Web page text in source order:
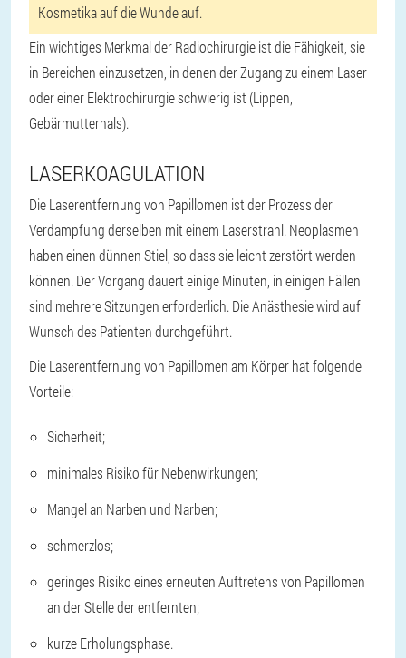
Kosmetika auf die Wunde auf.
Ein wichtiges Merkmal der Radiochirurgie ist die Fähigkeit, sie
in Bereichen einzusetzen, in denen der Zugang zu einem Laser
oder einer Elektrochirurgie schwierig ist (Lippen,
Gebärmutterhals).
LASERKOAGULATION
Die Laserentfernung von Papillomen ist der Prozess der
Verdampfung derselben mit einem Laserstrahl. Neoplasmen
haben einen dünnen Stiel, so dass sie leicht zerstört werden
können. Der Vorgang dauert einige Minuten, in einigen Fällen
sind mehrere Sitzungen erforderlich. Die Anästhesie wird auf
Wunsch des Patienten durchgeführt.
Die Laserentfernung von Papillomen am Körper hat folgende
Vorteile:
Sicherheit;
minimales Risiko für Nebenwirkungen;
Mangel an Narben und Narben;
schmerzlos;
geringes Risiko eines erneuten Auftretens von Papillomen
an der Stelle der entfernten;
kurze Erholungsphase.